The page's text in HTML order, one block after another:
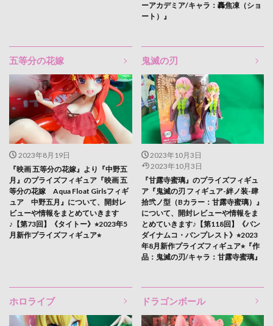
ーアカデミア/キャラ：轟焦凍（ショ
ート）』
五等分の花嫁
2023年8月19日
『映画 五等分の花嫁』より『中野五
月』のプライズフィギュア『映画 五
等分の花嫁 Aqua Float Girlsフィギ
ュア 中野五月』について、開封レ
ビューや情報をまとめていきます
♪【第73回】《タイトー》⭐︎2023年5
月新作プライズフィギュア⭐︎
鬼滅の刃
2023年10月3日
2023年10月3日
『甘露寺蜜璃』のプライズフィギュ
ア『鬼滅の刃 フィギュア-絆ノ装-肆
拾弐ノ型（Bカラー：甘露寺蜜璃）』
について、開封レビューや情報をま
とめていきます♪【第118回】《バン
ダイナムコ・バンプレスト》⭐︎2023
年8月新作プライズフィギュア⭐︎『作
品：鬼滅の刃/キャラ：甘露寺蜜璃』
ホロライブ ドラゴンボール